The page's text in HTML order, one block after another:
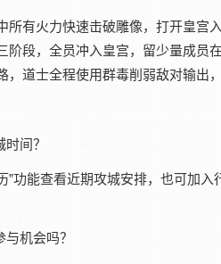
所有火力快速击破雕像，打开皇宫
阶段，全员冲入皇宫，留少量成
，道士全程使用群毒削弱敌对输出
间？
”功能查看近期攻城安排，也可加
机会吗？